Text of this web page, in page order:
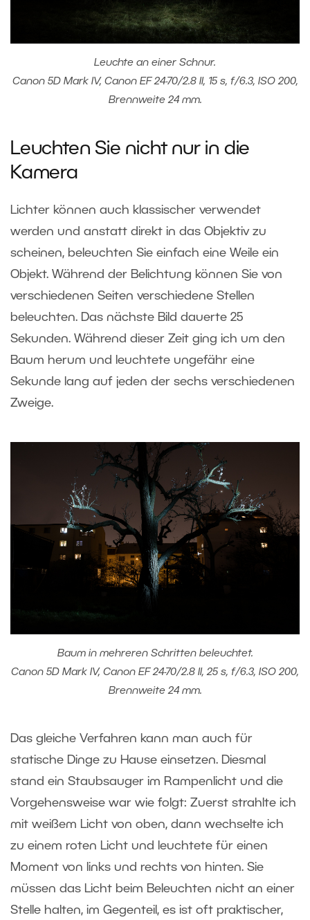
Leuchte an einer Schnur.
Canon 5D Mark IV, Canon EF 24-70/2.8 II, 15 s, f/6.3, ISO 200,
Brennweite 24 mm.
Leuchten Sie nicht nur in die
Kamera
Lichter können auch klassischer verwendet
werden und anstatt direkt in das Objektiv zu
scheinen, beleuchten Sie einfach eine Weile ein
Objekt. Während der Belichtung können Sie von
verschiedenen Seiten verschiedene Stellen
beleuchten. Das nächste Bild dauerte 25
Sekunden. Während dieser Zeit ging ich um den
Baum herum und leuchtete ungefähr eine
Sekunde lang auf jeden der sechs verschiedenen
Zweige.
Baum in mehreren Schritten beleuchtet.
Canon 5D Mark IV, Canon EF 24-70/2.8 II, 25 s, f/6.3, ISO 200,
Brennweite 24 mm.
Das gleiche Verfahren kann man auch für
statische Dinge zu Hause einsetzen. Diesmal
stand ein Staubsauger im Rampenlicht und die
Vorgehensweise war wie folgt: Zuerst strahlte ich
mit weißem Licht von oben, dann wechselte ich
zu einem roten Licht und leuchtete für einen
Moment von links und rechts von hinten. Sie
müssen das Licht beim Beleuchten nicht an einer
Stelle halten, im Gegenteil, es ist oft praktischer,